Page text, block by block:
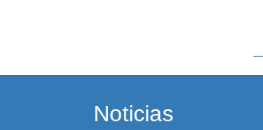
Noticias